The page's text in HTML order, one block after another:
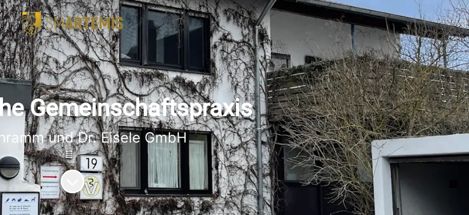
Gemeinschaftspraxis
und Dr. Eisele GmbH
Zum Inhalt scrollen